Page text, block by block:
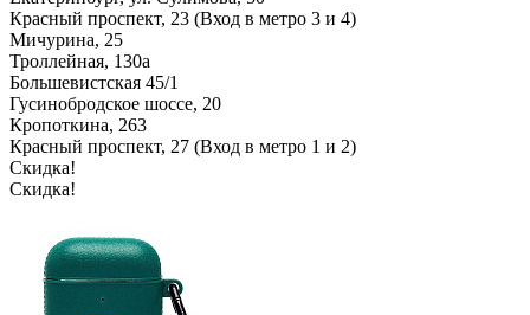
Красный проспект, 23 (Вход в метро 3 и 4)
Мичурина, 25
Троллейная, 130а
Большевистская 45/1
Гусинобродское шоссе, 20
Кропоткина, 263
Красный проспект, 27 (Вход в метро 1 и 2)
Скидка!
Скидка!